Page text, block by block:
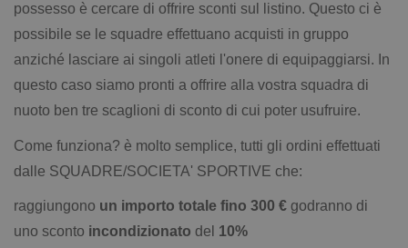
possesso è cercare di offrire sconti sul listino. Questo ci è
possibile se le squadre effettuano acquisti in gruppo
anziché lasciare ai singoli atleti l'onere di equipaggiarsi. In
questo caso siamo pronti a offrire alla vostra squadra di
nuoto ben tre scaglioni di sconto di cui poter usufruire.
Come funziona? è molto semplice, tutti gli ordini effettuati
dalle SQUADRE/SOCIETA' SPORTIVE che:
raggiungono un importo totale fino 300 € godranno di
uno sconto incondizionato del 10%